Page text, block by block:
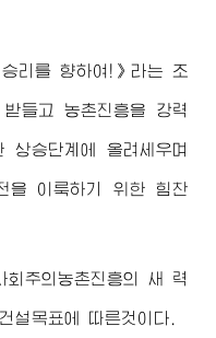
리를 향하여!》라는 조
들고 농촌진흥을 강력
승단계에 올려세우며
을 이룩하기 위한 힘찬
회주의농촌진흥의 새 력
설목표에 따른것이다.